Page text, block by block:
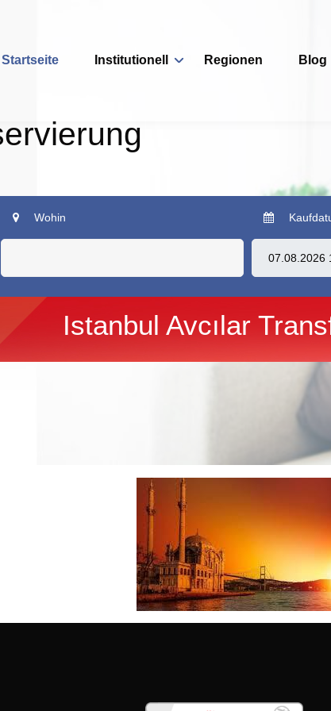
Startseite Institutionell Regionen Blog
Wohin
Istanbul Avcılar